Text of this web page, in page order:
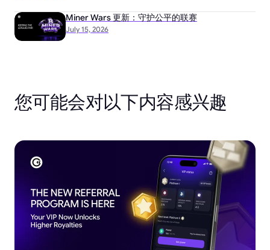
July 15, 2026
Miner Wars 更新：守护公平的联赛
您可能会对以下内容感兴趣